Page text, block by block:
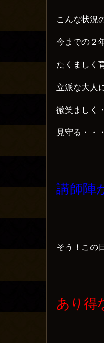
こんな状況
今までの２
たくましく
立派な大人
微笑ましく
見守る・・
講師陣
そう！この
あり得